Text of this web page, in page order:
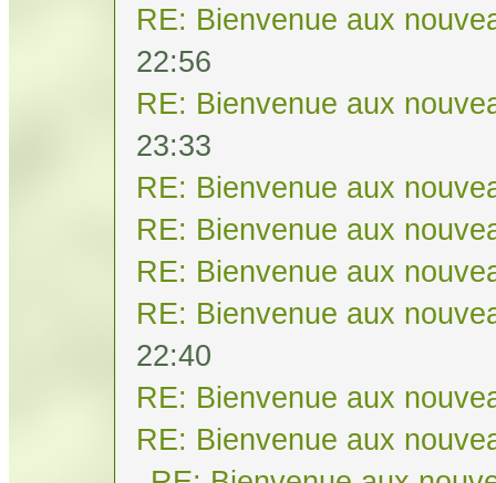
RE: Bienvenue aux
22:56
RE: Bienvenue aux
23:33
RE: Bienvenue aux
RE: Bienvenue aux
RE: Bienvenue aux
RE: Bienvenue aux
22:40
RE: Bienvenue aux
RE: Bienvenue aux